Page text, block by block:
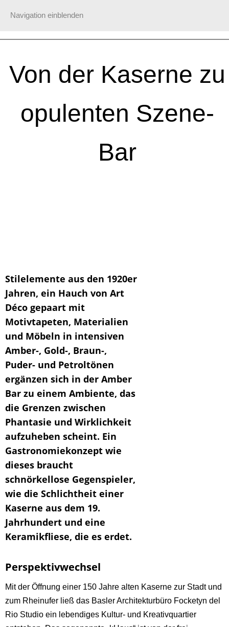
Navigation einblenden
Von der Kaserne zu
opulenten Szene-
Bar
Stilelemente aus den 1920er
Jahren, ein Hauch von Art
Déco gepaart mit
Motivtapeten, Materialien
und Möbeln in intensiven
Amber-, Gold-, Braun-,
Puder- und Petroltönen
ergänzen sich in der Amber
Bar zu einem Ambiente, das
die Grenzen zwischen
Phantasie und Wirklichkeit
aufzuheben scheint. Ein
Gastronomiekonzept wie
dieses braucht
schnörkellose Gegenspieler,
wie die Schlichtheit einer
Kaserne aus dem 19.
Jahrhundert und eine
Keramikfliese, die es erdet.
Perspektivwechsel
Mit der Öffnung einer 150 Jahre alten Kaserne zur Stadt und
zum Rheinufer ließ das Basler Architekturbüro Focketyn del
Rio Studio ein lebendiges Kultur- und Kreativquartier